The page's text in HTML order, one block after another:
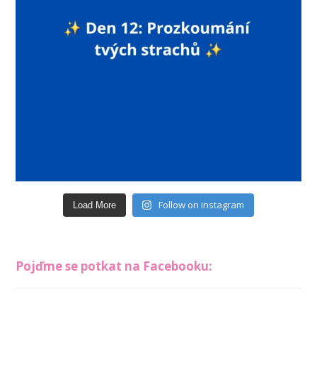
Load More Follow on Instagram
Pojďme se potkat na Facebooku: